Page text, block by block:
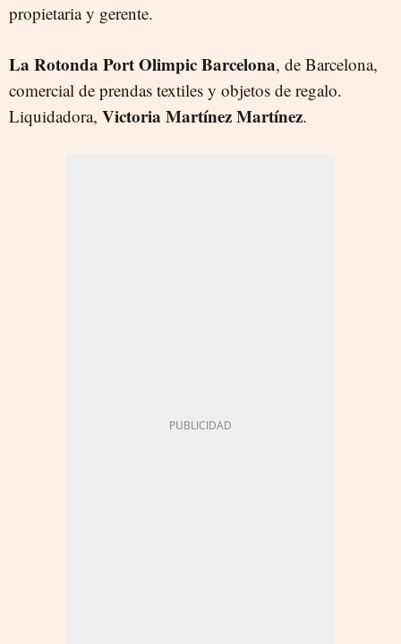
propietaria y gerente.
La Rotonda Port Olimpic Barcelona, de Barcelona,
comercial de prendas textiles y objetos de regalo.
Liquidadora, Victoria Martínez Martínez.